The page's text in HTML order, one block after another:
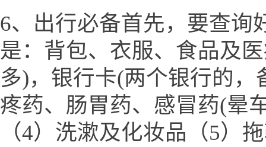
6、出行必备首先，要查询
是：背包、衣服、食品及
多)，银行卡(两个银行的
疼药、肠胃药、感冒药(晕
（4）洗漱及化妆品（5）